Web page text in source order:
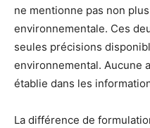
ne mentionne pas non
environnementale. Ces
seules précisions
environnemental. Aucune
établie dans les
La différence de